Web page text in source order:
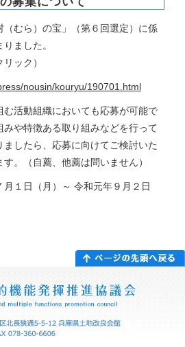
（むら）の宝」（第６回選定）に係
ました。
ック）
nousin/kouryu/190701.html
む活動組織においても応募が可能で
や特徴ある取り組みなどを行って
したら、応募に向けてご検討いた
。（自薦、他薦は問いません）
１日（月）～ 令和元年９月２日